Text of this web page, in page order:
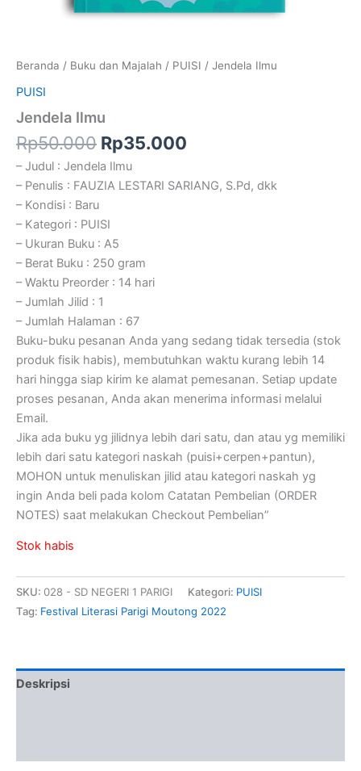
Beranda / Buku dan Majalah / PUISI / Jendela Ilmu
PUISI
Jendela Ilmu
Rp50.000 Rp35.000
– Judul : Jendela Ilmu
– Penulis : FAUZIA LESTARI SARIANG, S.Pd, dkk
– Kondisi : Baru
– Kategori : PUISI
– Ukuran Buku : A5
– Berat Buku : 250 gram
– Waktu Preorder : 14 hari
– Jumlah Jilid : 1
– Jumlah Halaman : 67
Buku-buku pesanan Anda yang sedang tidak tersedia (stok
produk fisik habis), membutuhkan waktu kurang lebih 14
hari hingga siap kirim ke alamat pemesanan. Setiap update
proses pesanan, Anda akan menerima informasi melalui
Email.
Jika ada buku yg jilidnya lebih dari satu, dan atau yg memiliki
lebih dari satu kategori naskah (puisi+cerpen+pantun),
MOHON untuk menuliskan jilid atau kategori naskah yg
ingin Anda beli pada kolom Catatan Pembelian (ORDER
NOTES) saat melakukan Checkout Pembelian”
Stok habis
SKU: 028 - SD NEGERI 1 PARIGI Kategori: PUISI
Tag: Festival Literasi Parigi Moutong 2022
Deskripsi